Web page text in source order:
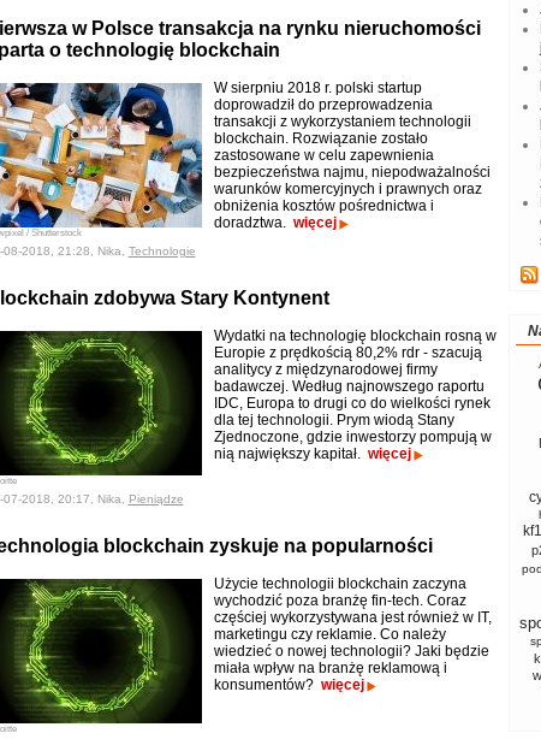
w Polsce transakcja na rynku nieruchomości
o technologię blockchain
/ Shutterstock
W sierpniu 2018 r. polski startup
doprowadził do przeprowadzenia
transakcji z wykorzystaniem technologii
blockchain. Rozwiązanie zostało
zastosowane w celu zapewnienia
bezpieczeństwa najmu, niepodważalności
warunków komercyjnych i prawnych oraz
obniżenia kosztów pośrednictwa i
doradztwa. więcej
08-2018, 21:28, Nika, Technologie
zdobywa Stary Kontynent
Wydatki na technologię blockchain rosną w
Europie z prędkością 80,2% rdr - szacują
analitycy z międzynarodowej firmy
badawczej. Według najnowszego raportu
IDC, Europa to drugi co do wielkości rynek
dla tej technologii. Prym wiodą Stany
Zjednoczone, gdzie inwestorzy pompują w
nią największy kapitał. więcej
07-2018, 20:17, Nika, Pieniądze
blockchain zyskuje na popularności
Użycie technologii blockchain zaczyna
wychodzić poza branżę fin-tech. Coraz
częściej wykorzystywana jest również w IT,
marketingu czy reklamie. Co należy
wiedzieć o nowej technologii? Jaki będzie
miała wpływ na branżę reklamową i
konsumentów? więcej